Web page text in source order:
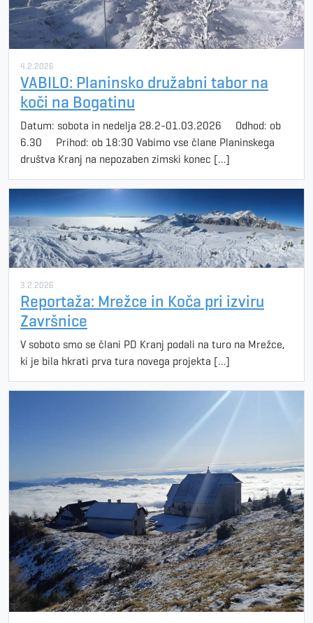
4.2.2026
VABILO: Planinsko družabni tabor na
koči na Bogatinu
Datum: sobota in nedelja 28.2-01.03.2026 Odhod: ob
6.30 Prihod: ob 18:30 Vabimo vse člane Planinskega
društva Kranj na nepozaben zimski konec […]
3.2.2026
Reportaža: Mrežce in Koča pri izviru
Završnice
V soboto smo se člani PD Kranj podali na turo na Mrežce,
ki je bila hkrati prva tura novega projekta […]